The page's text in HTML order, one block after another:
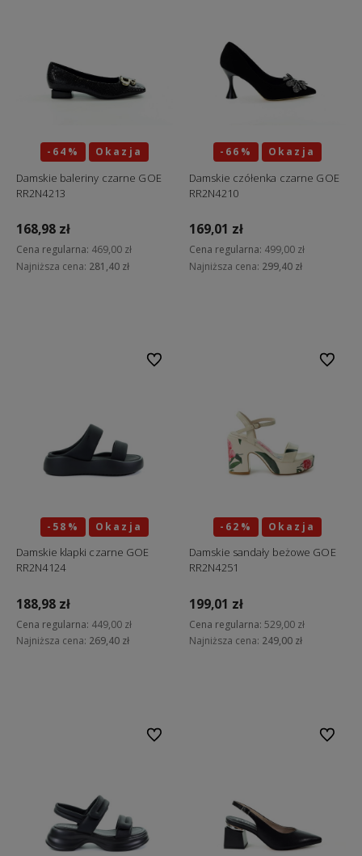
-64% Okazja
Damskie baleriny czarne GOE
RR2N4213
168,98 zł
Cena regularna: 469,00 zł
Najniższa cena: 281,40 zł
-66% Okazja
Damskie czółenka czarne GOE
RR2N4210
169,01 zł
Cena regularna: 499,00 zł
Najniższa cena: 299,40 zł
-58% Okazja
Damskie klapki czarne GOE
RR2N4124
188,98 zł
Cena regularna: 449,00 zł
Najniższa cena: 269,40 zł
Do ulubionych
-62% Okazja
Damskie sandały beżowe GOE
RR2N4251
199,01 zł
Cena regularna: 529,00 zł
Najniższa cena: 249,00 zł
Do
Do ulubionych Do